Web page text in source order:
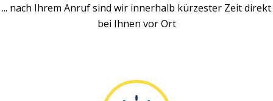
... nach Ihrem Anruf sind wir innerhalb kürzester Zeit direkt
bei Ihnen vor Ort